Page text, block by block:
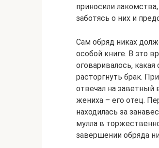
приносили
заботясь о них и
Сам обряд никах
особой книге. В это
оговаривалось,
расторгнуть брак.
отвечал на заветный
жениха – его отец.
находилась за
мулла в
завершении обряда